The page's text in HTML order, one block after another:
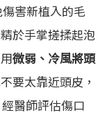
傷害新植入的毛
於手掌搓揉起泡
微弱、冷風將頭
要太靠近頭皮，
醫師評估傷口